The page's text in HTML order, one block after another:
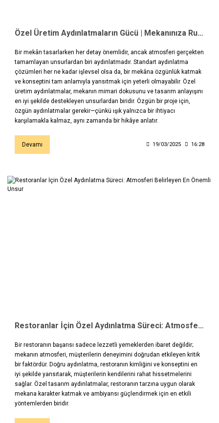
Özel Üretim Aydınlatmaların Gücü | Mekanınıza Ruh Katın!
Bir mekân tasarlarken her detay önemlidir, ancak atmosferi gerçekten
tamamlayan unsurlardan biri aydınlatmadır. Standart aydınlatma
çözümleri her ne kadar işlevsel olsa da, bir mekâna özgünlük katmak
ve konseptini tam anlamıyla yansıtmak için yeterli olmayabilir. Özel
üretim aydınlatmalar, mekanın mimari dokusunu ve tasarım anlayışını
en iyi şekilde destekleyen unsurlardan biridir. Özgün bir proje için,
özgün aydınlatmalar gerekir—çünkü ışık yalnızca bir ihtiyacı
karşılamakla kalmaz, aynı zamanda bir hikâye anlatır.
Devamı 19/03/2025 16:28
Restoranlar İçin Özel Aydınlatma Süreci: Atmosferi Belirleyen En Önemli Unsur
Bir restoranın başarısı sadece lezzetli yemeklerden ibaret değildir;
mekanın atmosferi, müşterilerin deneyimini doğrudan etkileyen kritik
bir faktördür. Doğru aydınlatma, restoranın kimliğini ve konseptini en
iyi şekilde yansıtarak, müşterilerin kendilerini rahat hissetmelerini
sağlar. Özel tasarım aydınlatmalar, restoranın tarzına uygun olarak
mekana karakter katmak ve ambiyansı güçlendirmek için en etkili
yöntemlerden biridir.